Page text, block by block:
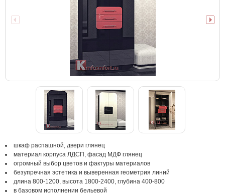
шкаф распашной, двери глянец
материал корпуса ЛДСП, фасад МДФ глянец
огромный выбор цветов и фактуры материалов
безупречная эстетика и выверенная геометрия линий
длина 800-1200, высота 1800-2400, глубина 400-800
в базовом исполнении бельевой